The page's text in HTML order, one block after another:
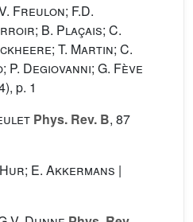
Freulon; F.D.
B. Plaçais; C.
T. Martin; C.
Degiovanni; G. Fève
p. 1
Phys. Rev. B, 87
E. Akkermans |